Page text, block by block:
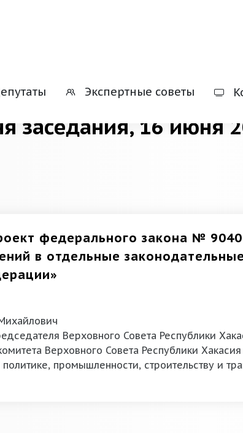
Экспертные советы
заседания, 16 июня
федерального закона №
в отдельные
Верховного Совета Республики
Верховного Совета Республики
промышленности, строительству и